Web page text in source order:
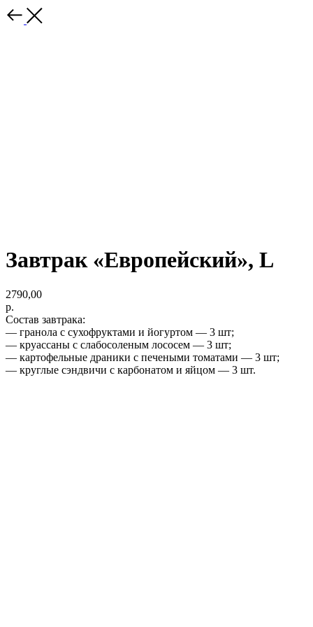
Завтрак «Европейский», L
2790,00
р.
Состав завтрака:
— гранола с сухофруктами и йогуртом — 3 шт;
— круассаны с слабосоленым лососем — 3 шт;
— картофельные драники с печеными томатами — 3 шт;
— круглые сэндвичи с карбонатом и яйцом — 3 шт.